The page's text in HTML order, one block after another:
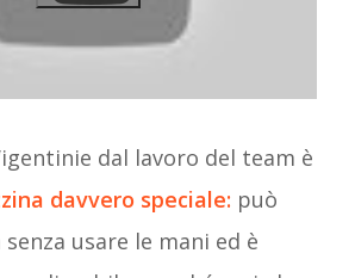
dal lavoro del team è
davvero speciale: può
usare le mani ed è